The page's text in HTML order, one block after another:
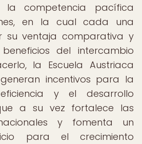
la competencia pacífica
en la cual cada una
su ventaja comparativa y
del intercambio
la Escuela Austriaca
incentivos para la
y el desarrollo
a su vez fortalece las
y fomenta un
para el crecimiento